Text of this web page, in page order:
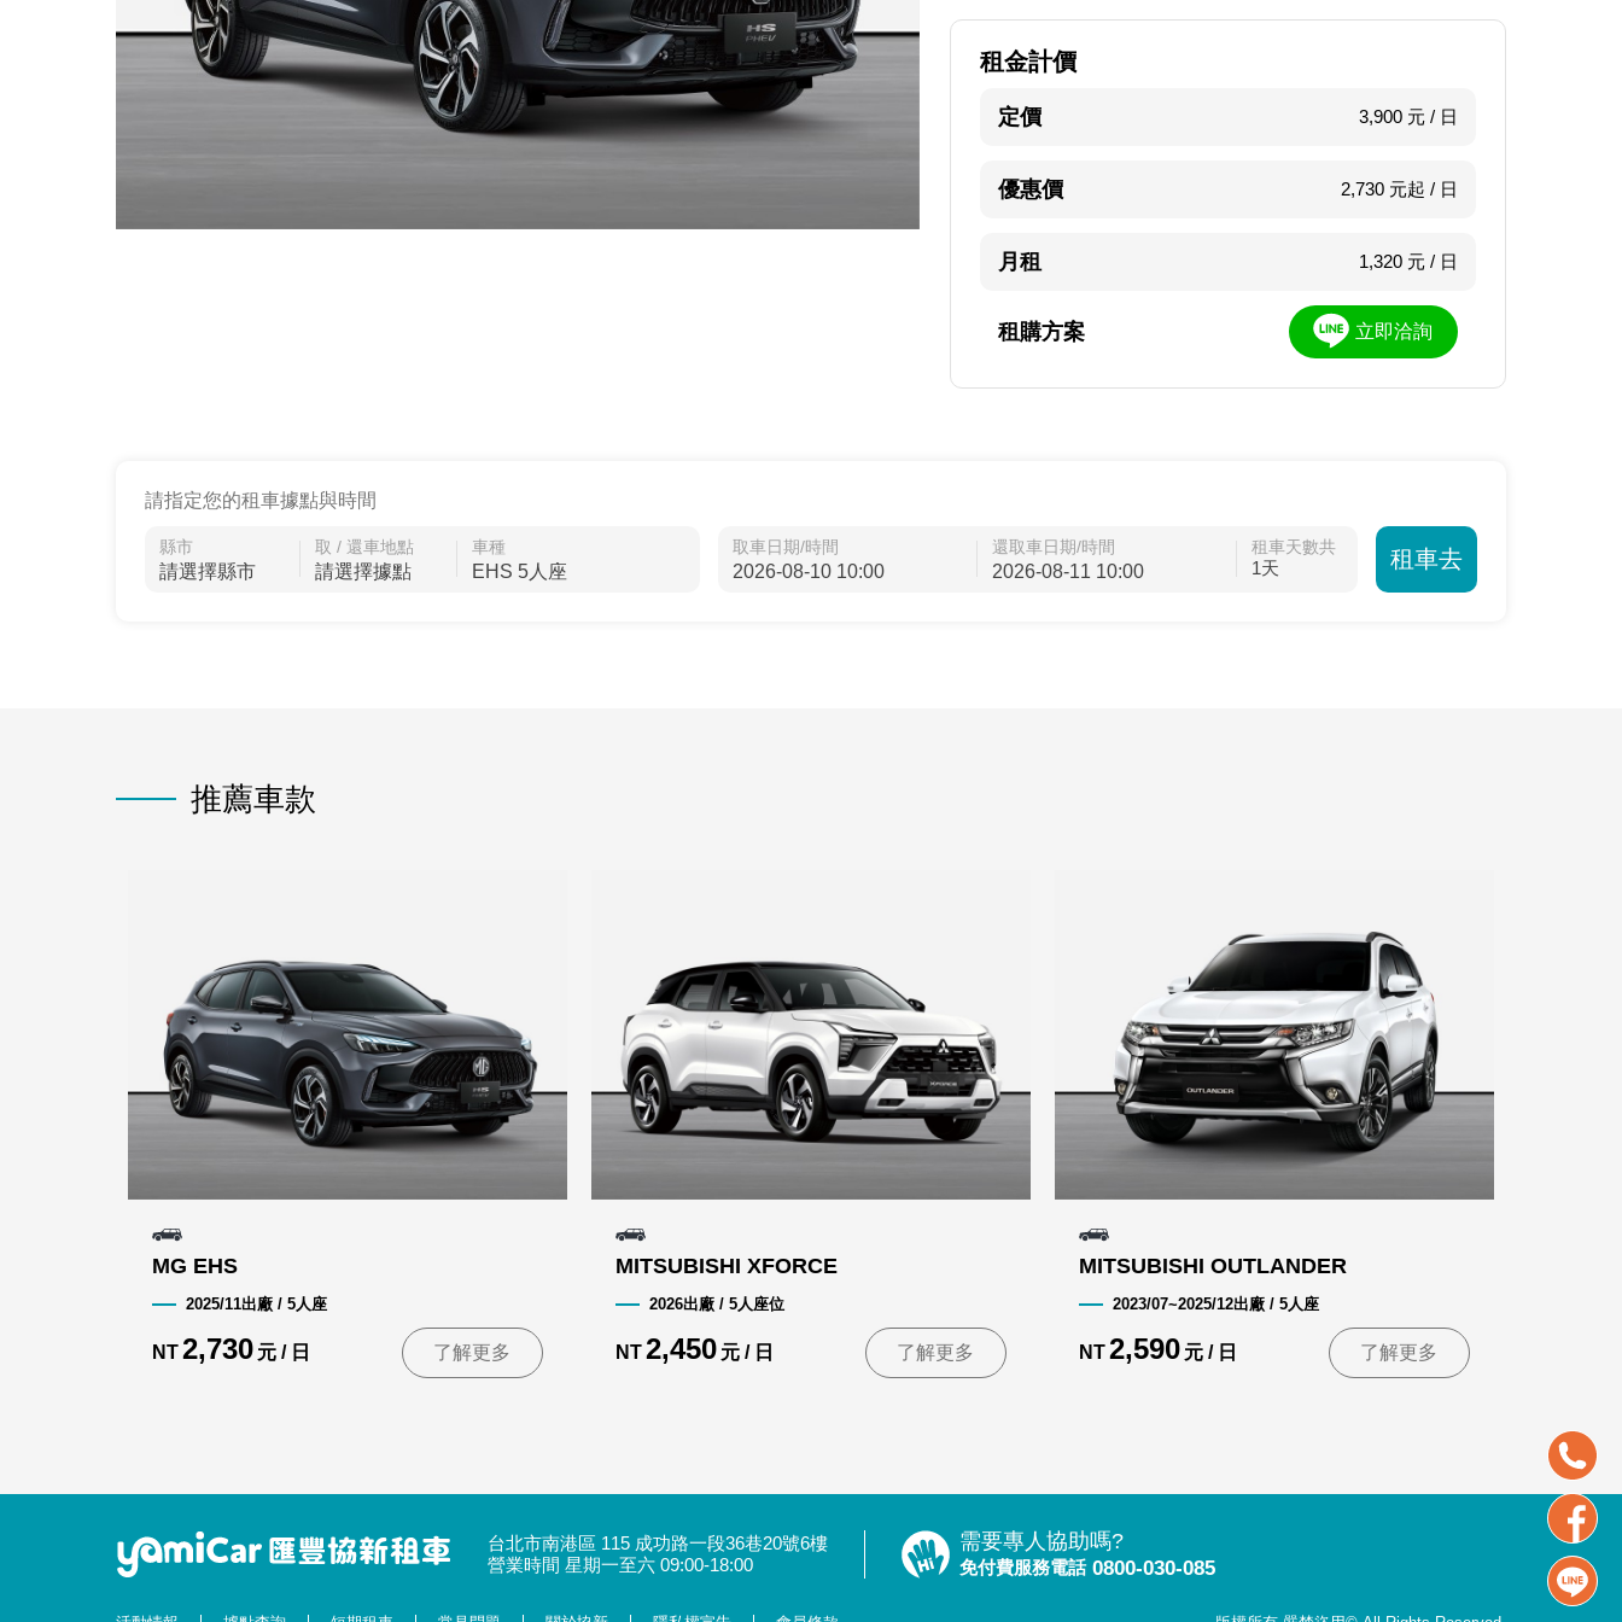
租金計價
定價 3,900 元 / 日
優惠價 2,730 元起 / 日
月租 1,320 元 / 日
租購方案 立即洽詢
請指定您的租車據點與時間
縣市 取 / 還車地點 車種 取車日期/時間 還取車日期/時間 租車天數共
1天 租車去
推薦車款
MG EHS
2025/11出廠 / 5人座
NT2,730 元 / 日 了解更多
MITSUBISHI XFORCE
2026出廠 / 5人座位
NT2,450 元 / 日 了解更多
MITSUBISHI OUTLANDER
2023/07~2025/12出廠 / 5人座
NT2,590 元 / 日 了解更多
台北市南港區 115 成功路一段36巷20號6樓
營業時間 星期一至六 09:00-18:00
需要專人協助嗎?
免付費服務電話 0800-030-085